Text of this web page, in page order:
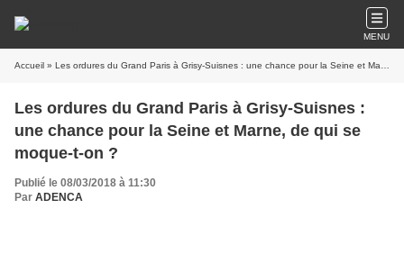
MENU
Accueil » Les ordures du Grand Paris à Grisy-Suisnes : une chance pour la Seine et Marne, de qui se moque-t-on ?
Les ordures du Grand Paris à Grisy-Suisnes :
une chance pour la Seine et Marne, de qui se
moque-t-on ?
Publié le 08/03/2018 à 11:30
Par ADENCA